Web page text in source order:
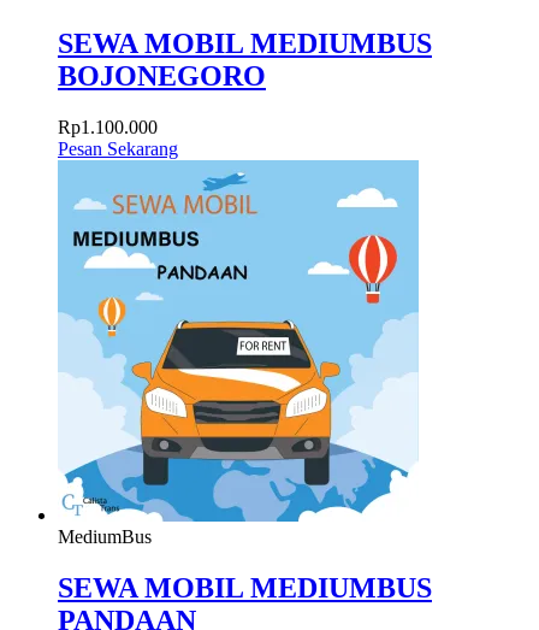
SEWA MOBIL MEDIUMBUS
BOJONEGORO
Rp1.100.000
Pesan Sekarang
MediumBus
SEWA MOBIL MEDIUMBUS
PANDAAN